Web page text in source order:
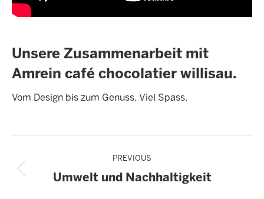
Unsere Zusammenarbeit mit
Amrein café chocolatier willisau.
Vom Design bis zum Genuss. Viel Spass.
navigation
PREVIOUS
Previous
Umwelt und Nachhaltigkeit